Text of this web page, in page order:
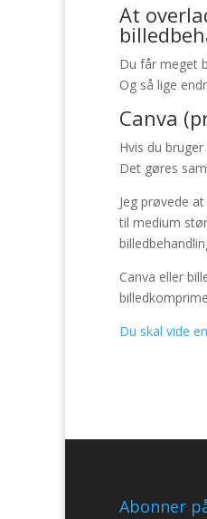
At
Du får meget
Og så lige
Canva
Hvis du
Det gøres
Jeg prøvede
til medium
Canva eller
Du skal vide
Abonner